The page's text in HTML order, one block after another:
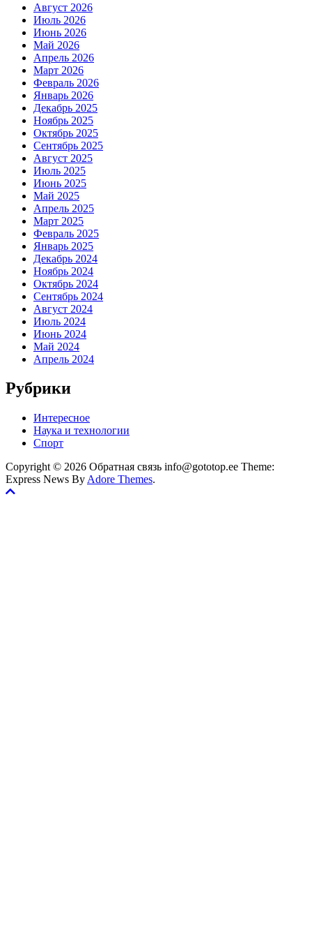
Август 2026
Июль 2026
Июнь 2026
Май 2026
Апрель 2026
Март 2026
Февраль 2026
Январь 2026
Декабрь 2025
Ноябрь 2025
Октябрь 2025
Сентябрь 2025
Август 2025
Июль 2025
Июнь 2025
Май 2025
Апрель 2025
Март 2025
Февраль 2025
Январь 2025
Декабрь 2024
Ноябрь 2024
Октябрь 2024
Сентябрь 2024
Август 2024
Июль 2024
Июнь 2024
Май 2024
Апрель 2024
Рубрики
Интересное
Наука и технологии
Спорт
Copyright © 2026 Обратная связь info@gototop.ee Theme:
Express News By Adore Themes.